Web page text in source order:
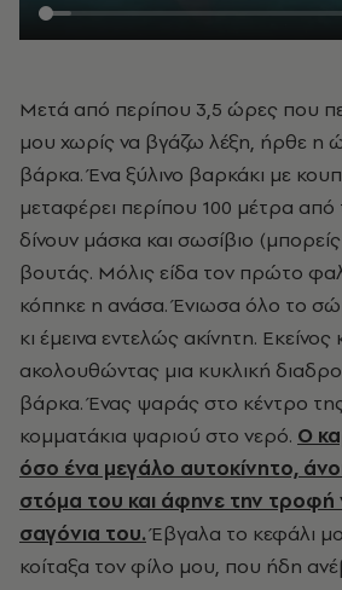
Μετά από περίπου 3,5 ώρες που
μου χωρίς να βγάζω λέξη, ήρθε η
βάρκα. Ένα ξύλινο βαρκάκι με
μεταφέρει περίπου 100 μέτρα από
δίνουν μάσκα και σωσίβιο
βουτάς. Μόλις είδα τον πρώτο
κόπηκε η ανάσα. Ένιωσα όλο το
κι έμεινα εντελώς ακίνητη.
ακολουθώντας μια κυκλική
βάρκα. Ένας ψαράς στο κέντρο
κομματάκια ψαριού στο νερό. Ο
όσο ένα μεγάλο αυτοκίνητο,
στόμα του και άφηνε την τροφή
σαγόνια του.Έβγαλα το κεφάλι
κοίταξα τον φίλο μου, που ήδη